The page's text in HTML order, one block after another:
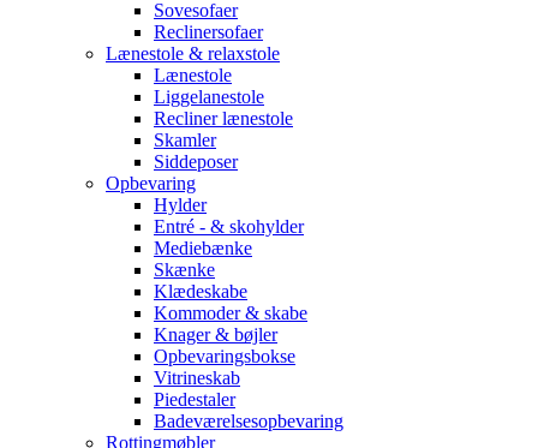
Sovesofaer
Reclinersofaer
Lænestole & relaxstole
Lænestole
Liggelanestole
Recliner lænestole
Skamler
Siddeposer
Opbevaring
Hylder
Entré - & skohylder
Mediebænke
Skænke
Klædeskabe
Kommoder & skabe
Knager & bøjler
Opbevaringsbokse
Vitrineskab
Piedestaler
Badeværelsesopbevaring
Rottingmøbler